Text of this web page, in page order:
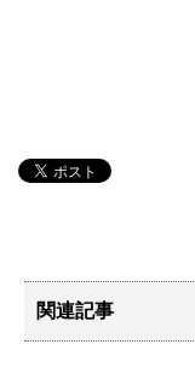
関連記事